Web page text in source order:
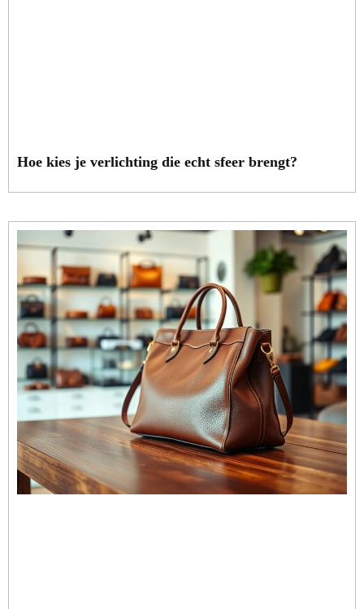
Hoe kies je verlichting die echt sfeer brengt?